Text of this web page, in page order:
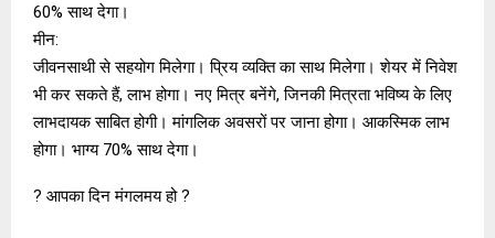
60% साथ देगा।
मीन:
जीवनसाथी से सहयोग मिलेगा। प्रिय व्यक्ति का साथ मिलेगा। शेयर में निवेश
भी कर सकते हैं, लाभ होगा। नए मित्र बनेंगे, जिनकी मित्रता भविष्य के लिए
लाभदायक साबित होगी। मांगलिक अवसरों पर जाना होगा। आकस्मिक लाभ
होगा। भाग्य 70% साथ देगा।
? आपका दिन मंगलमय हो ?